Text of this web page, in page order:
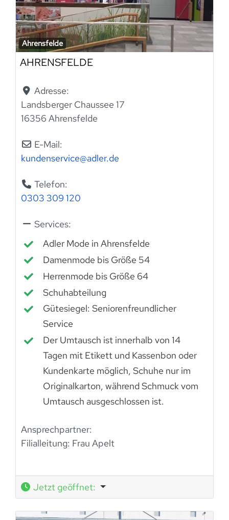
Ahrensfelde
AHRENSFELDE
Adresse:
Landsberger Chaussee 17
16356 Ahrensfelde
E-Mail:
kundenservice@adler.de
Telefon:
0303 309 120
Services:
Adler Mode in Ahrensfelde
Damenmode bis Größe 54
Herrenmode bis Größe 64
Schuhabteilung
Gütesiegel: Seniorenfreundlicher
Service
Der Umtausch ist innerhalb von 14
Tagen mit Etikett und Kassenbon oder
Kundenkarte möglich, Schuhe nur im
Originalkarton, während Schmuck vom
Umtausch ausgeschlossen ist.
Ansprechpartner:
Filialleitung: Frau Apelt
Jetzt geöffnet: